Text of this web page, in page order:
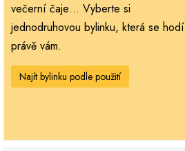
večerní čaje… Vyberte si
jednodruhovou bylinku, která se hodí
právě vám.
Najít bylinku podle použití